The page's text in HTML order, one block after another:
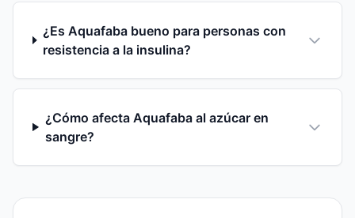
¿Es Aquafaba bueno para personas con
resistencia a la insulina?
¿Cómo afecta Aquafaba al azúcar en
sangre?